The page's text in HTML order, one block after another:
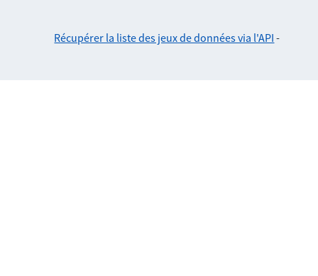
Récupérer la liste des jeux de données via l'API -